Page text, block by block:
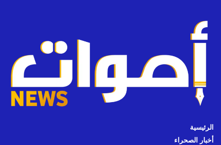
الرئيسية
أخبار الصحراء